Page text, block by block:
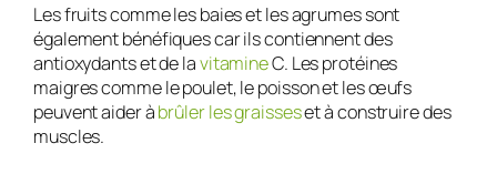
Les fruits comme les baies et les agrumes sont
également bénéfiques car ils contiennent des
antioxydants et de lavitamineC. Les protéines
maigres comme le poulet, le poisson et les œufs
peuvent aider àbrûler les graisseset à construire des
muscles.